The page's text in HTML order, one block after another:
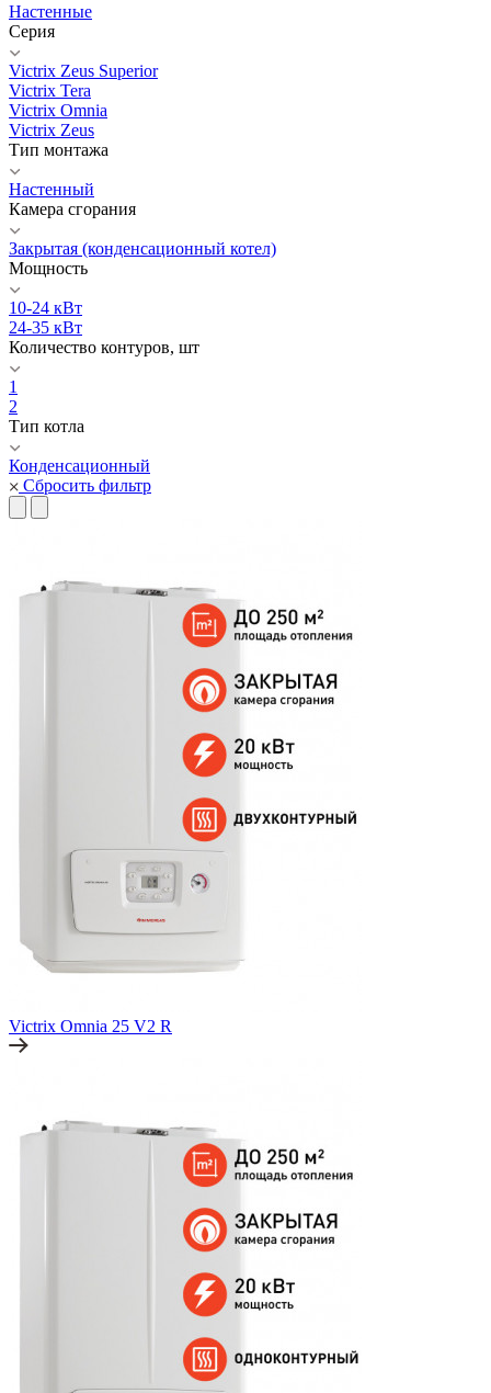
Настенные
Серия
Victrix Zeus Superior
Victrix Tera
Victrix Omnia
Victrix Zeus
Тип монтажа
Настенный
Камера сгорания
Закрытая (конденсационный котел)
Мощность
10-24 кВт
24-35 кВт
Количество контуров, шт
1
2
Тип котла
Конденсационный
Сбросить фильтр
Victrix Omnia 25 V2 R